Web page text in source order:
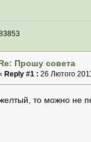
Прошу совета
Reply #1 : 26 Лютого
то можно не